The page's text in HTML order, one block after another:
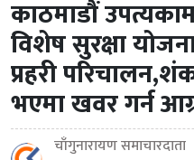
काठमाडौं
विशेष सुरक्षा
प्रहरी
भएमा खवर गर्न
चाँगुनारायण